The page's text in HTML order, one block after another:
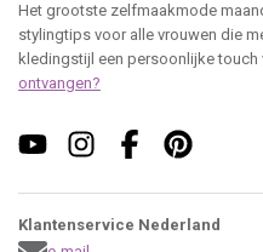
Het grootste zelfmaakmode
stylingtips voor alle vrouwen die
kledingstijl een persoonlijke touch
ontvangen?
Klantenservice Nederland